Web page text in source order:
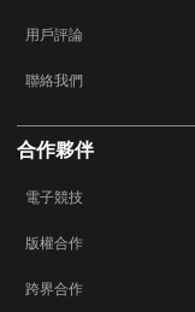
用戶評論
聯絡我們
合作夥伴
電子競技
版權合作
跨界合作